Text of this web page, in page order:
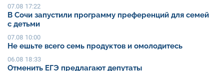
07.08 17:22
В Сочи запустили программу преференций для семей
с детьми
07.08 10:00
Не ешьте всего семь продуктов и омолодитесь
06.08 18:33
Отменить ЕГЭ предлагают депутаты